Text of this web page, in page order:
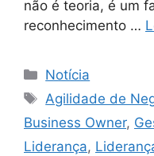
não é teoria, é um
reconhecimento …
Notícia
Agilidade de
Business Owner,
Liderança,